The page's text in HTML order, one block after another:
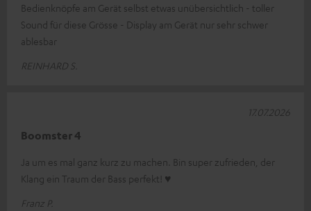
Bedienknöpfe am Gerät selbst etwas unübersichtlich - toller
Sound für diese Grösse - Display am Gerät nur sehr schwer
ablesbar
REINHARD S.
Boomster 4
Ja um es mal ganz kurz zu machen. Bin super zufrieden, der
Klang ein Traum der Bass perfekt! ♥
Franz P.
17.07.2026